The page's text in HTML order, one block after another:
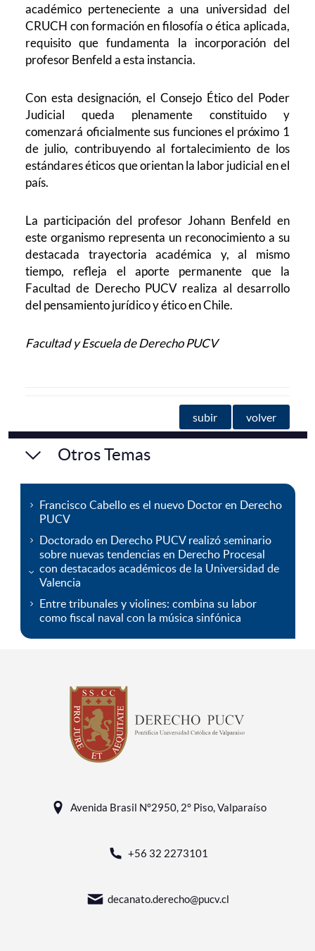
académico perteneciente a una universidad del
CRUCH con formación en filosofía o ética aplicada,
requisito que fundamenta la incorporación del
profesor Benfeld a esta instancia.
Con esta designación, el Consejo Ético del Poder
Judicial queda plenamente constituido y
comenzará oficialmente sus funciones el próximo 1
de julio, contribuyendo al fortalecimiento de los
estándares éticos que orientan la labor judicial en el
país.
La participación del profesor Johann Benfeld en
este organismo representa un reconocimiento a su
destacada trayectoria académica y, al mismo
tiempo, refleja el aporte permanente que la
Facultad de Derecho PUCV realiza al desarrollo
del pensamiento jurídico y ético en Chile.
Facultad y Escuela de Derecho PUCV
subir volver
Otros Temas
Francisco Cabello es el nuevo Doctor en Derecho
PUCV
Doctorado en Derecho PUCV realizó seminario
sobre nuevas tendencias en Derecho Procesal
con destacados académicos de la Universidad de
Valencia
Entre tribunales y violines: combina su labor
como fiscal naval con la música sinfónica
Avenida Brasil N°2950, 2° Piso, Valparaíso
+56 32 2273101
decanato.derecho@pucv.cl